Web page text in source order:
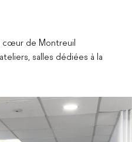
cœur de Montreuil
salles dédiées à la